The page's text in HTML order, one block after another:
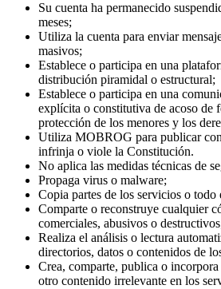
Su cuenta ha permanecido
meses;
Utiliza la cuenta para enviar
masivos;
Establece o participa en una
distribución piramidal o estructural;
Establece o participa en una
explícita o constitutiva de acoso de
protección de los menores y los
Utiliza MOBROG para publicar
infrinja o viole la Constitución.
No aplica las medidas técnicas de
Propaga virus o malware;
Copia partes de los servicios o todo
Comparte o reconstruye cualquier
comerciales, abusivos o
Realiza el análisis o lectura
directorios, datos o contenidos de
Crea, comparte, publica o
otro contenido irrelevante en los